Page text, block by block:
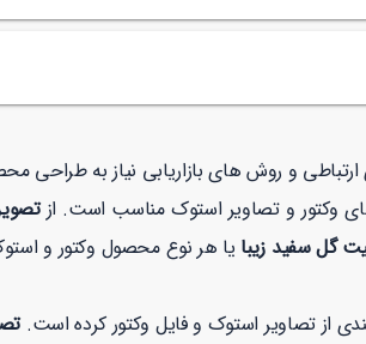
ارتباطی و روش های بازاریابی نیاز به
وکتور و تصاویر استوک مناسب است. از
گل سفید زیبا یا هر نوع محصول وکتور و
از تصاویر استوک و فایل وکتور کرده است.